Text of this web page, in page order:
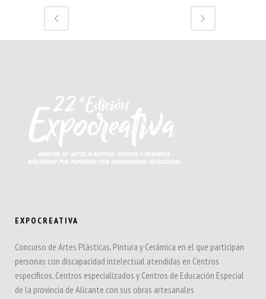
EXPOCREATIVA
Concurso de Artes Plásticas, Pintura y Cerámica en el que participan
personas con discapacidad intelectual atendidas en Centros
específicos, Centros especializados y Centros de Educación Especial
de la provincia de Alicante con sus obras artesanales